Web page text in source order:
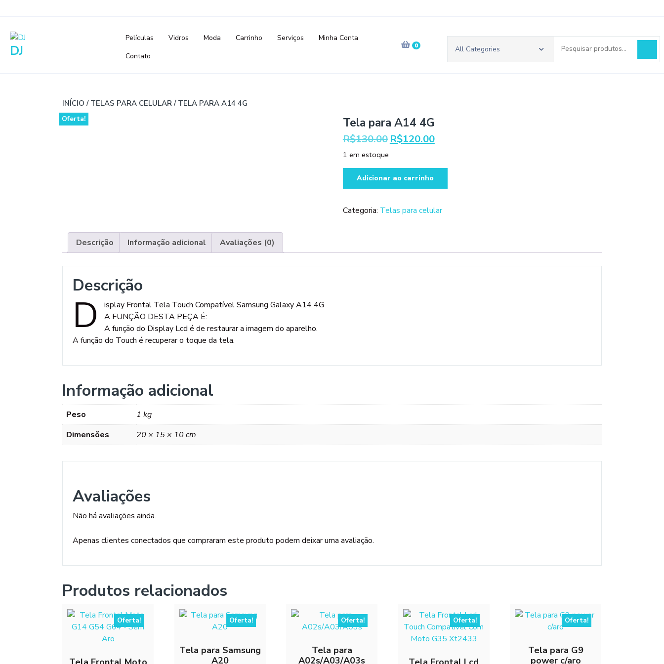
content
DJ
Películas Vidros Moda Carrinho Serviços
Minha Conta
Contato
0 All Categories
INÍCIO / TELAS PARA CELULAR/ TELA PARA A14 4G
Oferta! Tela para A14 4G
R$130.00 O
R$120.00O
1 em estoque
Tela
4G
Adicionar ao carrinho
Categoria: Telas para celular
Descrição Informação adicional Avaliações (0)
Descrição
D
isplay Frontal Tela Touch Compatível Samsung Galaxy A14 4G
A FUNÇÃO DESTA PEÇA É:
A função do Display Lcd é de restaurar a imagem do aparelho.
A função do Touch é recuperar o toque da tela.
Informação adicional
Peso
1 kg
Dimensões
20 × 15 × 10 cm
Avaliações
Não há avaliações ainda.
Apenas clientes conectados que compraram este produto podem deixar uma avaliação.
Produtos relacionados
Oferta! Oferta!
Tela para Samsung
A20
Oferta!
Tela para
A02s/A03/A03s
Oferta! Oferta!
Tela para G9
power c/aro